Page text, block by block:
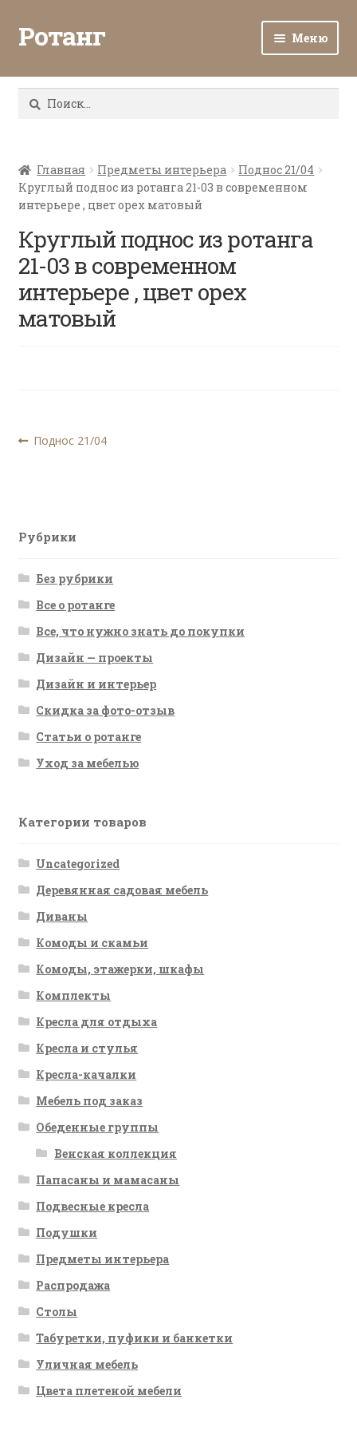
Ротанг Меню
Каталог
Все о ротанге
Ротанг оптом
Найти:
Главная Предметы интерьера
Поднос 21/04
Круглый поднос из ротанга 21-03 в современном
интерьере , цвет орех матовый
Круглый поднос из ротанга
21-03 в современном
интерьере , цвет орех
матовый
Навигация
Предыдущая
Поднос 21/04
Рубрики
Без рубрики
Все о ротанге
Все, что нужно знать до покупки
Дизайн — проекты
Дизайн и интерьер
Скидка за фото-отзыв
Статьи о ротанге
Уход за мебелью
Категории товаров
Uncategorized
Деревянная садовая мебель
Диваны
Комоды и скамьи
Комоды, этажерки, шкафы
Комплекты
Кресла для отдыха
Кресла и стулья
Кресла-качалки
Мебель под заказ
Обеденные группы
Венская коллекция
Папасаны и мамасаны
Подвесные кресла
Подушки
Предметы интерьера
Распродажа
Столы
Табуретки, пуфики и банкетки
Уличная мебель
Цвета плетеной мебели